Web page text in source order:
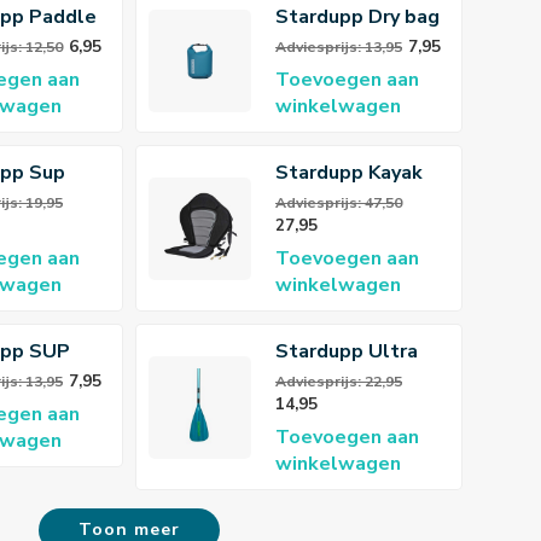
Paddle
12,50 6,95
aan
Stardupp Dry bag
Aqua
Adviesprijs: 13,95 7,95
Toevoegen aan
winkelwagen
Sup
19,95
aan
Stardupp Kayak
Seat
Adviesprijs: 47,50
27,95
Toevoegen aan
winkelwagen
SUP
13,95 7,95
aan
Stardupp Ultra
Kayak Blade
Adviesprijs: 22,95
14,95
Toevoegen aan
winkelwagen
Toon meer